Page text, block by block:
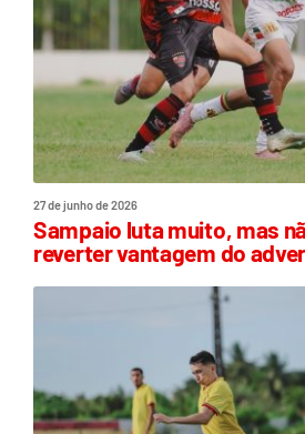
27 de junho de 2026
Sampaio luta muito, mas
reverter vantagem do